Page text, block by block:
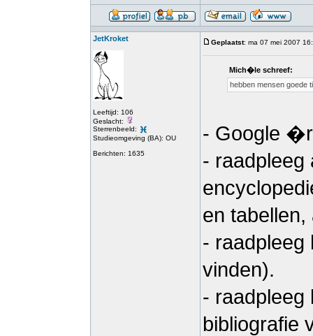
JetKroket
Leeftijd: 106
Geslacht:
Sterrenbeeld:
Studieomgeving (BA): OU
Berichten: 1635
Geplaatst: ma 07 mei 2007
Mich�le schreef:
hebben mensen goede
- Google
- raadpleeg
en
- raadpleeg
vinden).
-
bibliografie